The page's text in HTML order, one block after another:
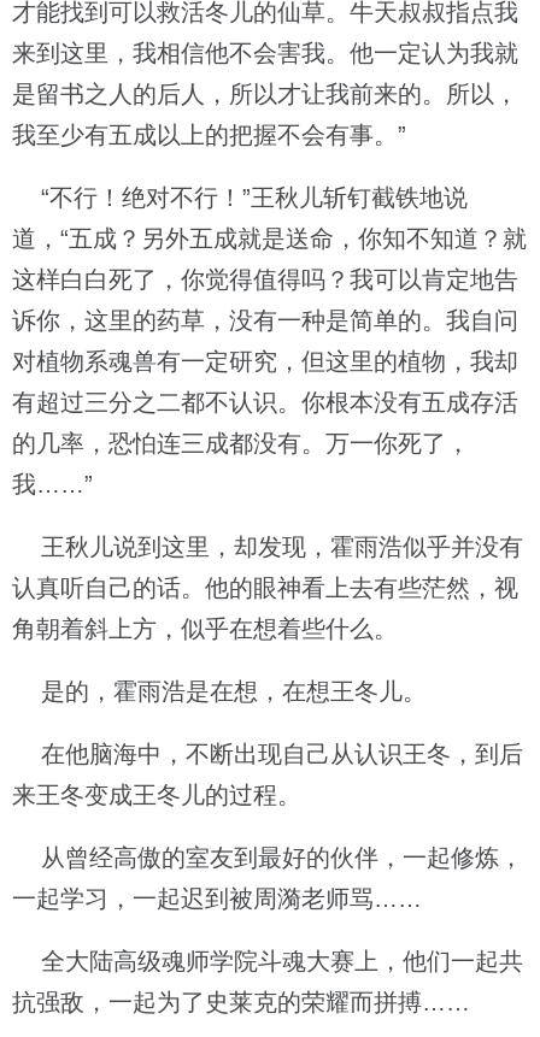
才能找到可以救活冬儿的仙草。牛天叔叔指点我
来到这里，我相信他不会害我。他一定认为我就
是留书之人的后人，所以才让我前来的。所以，
我至少有五成以上的把握不会有事。”
“不行！绝对不行！”王秋儿斩钉截铁地说
道，“五成？另外五成就是送命，你知不知道？就
这样白白死了，你觉得值得吗？我可以肯定地告
诉你，这里的药草，没有一种是简单的。我自问
对植物系魂兽有一定研究，但这里的植物，我却
有超过三分之二都不认识。你根本没有五成存活
的几率，恐怕连三成都没有。万一你死了，
我……”
王秋儿说到这里，却发现，霍雨浩似乎并没有
认真听自己的话。他的眼神看上去有些茫然，视
角朝着斜上方，似乎在想着些什么。
是的，霍雨浩是在想，在想王冬儿。
在他脑海中，不断出现自己从认识王冬，到后
来王冬变成王冬儿的过程。
从曾经高傲的室友到最好的伙伴，一起修炼，
一起学习，一起迟到被周漪老师骂……
全大陆高级魂师学院斗魂大赛上，他们一起共
抗强敌，一起为了史莱克的荣耀而拼搏……